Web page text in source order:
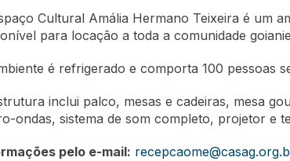
Cultural Amália Hermano Teixeira é um
para locação a toda a comunidade
é refrigerado e comporta 100 pessoas
inclui palco, mesas e cadeiras, mesa
ondas, sistema de som completo, projetor e
pelo e-mail: